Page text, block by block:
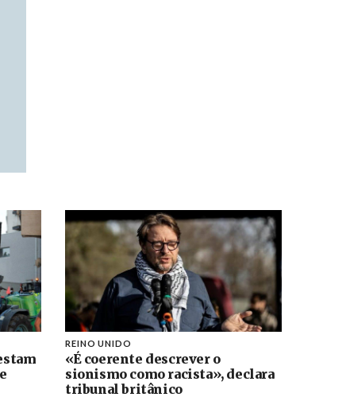
REINO UNIDO
«É coerente descrever o
sionismo como racista», declara
tribunal britânico